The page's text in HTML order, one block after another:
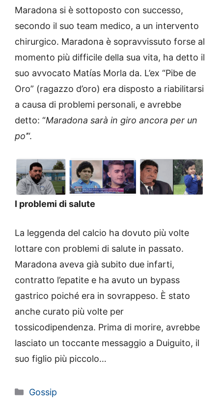
Maradona si è sottoposto con successo,
secondo il suo team medico, a un intervento
chirurgico. Maradona è sopravvissuto forse al
momento più difficile della sua vita, ha detto il
suo avvocato Matías Morla da. L’ex “Pibe de
Oro” (ragazzo d’oro) era disposto a riabilitarsi
a causa di problemi personali, e avrebbe
detto: “Maradona sarà in giro ancora per un
po’“.
I problemi di salute
La leggenda del calcio ha dovuto più volte
lottare con problemi di salute in passato.
Maradona aveva già subito due infarti,
contratto l’epatite e ha avuto un bypass
gastrico poiché era in sovrappeso. È stato
anche curato più volte per
tossicodipendenza. Prima di morire, avrebbe
lasciato un toccante messaggio a Duiguito, il
suo figlio più piccolo…
Categorie
Gossip